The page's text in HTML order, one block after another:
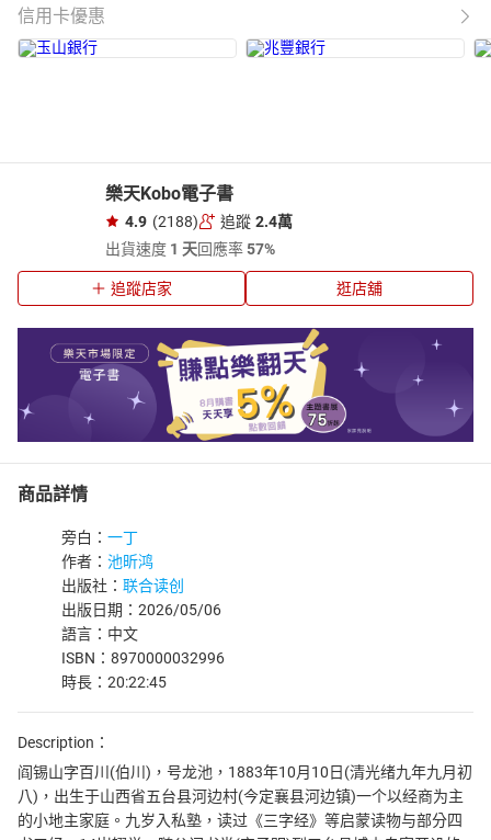
信用卡優惠
樂天Kobo電子書
4.9 (2188) 追蹤 2.4萬
出貨速度 1 天回應率57%
追蹤店家 逛店舖
商品詳情
旁白： 一丁
作者： 池昕鸿
出版社： 联合读创
出版日期：2026/05/06
語言：中文
ISBN：8970000032996
時長：20:22:45
Description：
阎锡山字百川(伯川)，号龙池，1883年10月10日(清光绪九年九月初
八)，出生于山西省五台县河边村(今定襄县河边镇)一个以经商为主
的小地主家庭。九岁入私塾，读过《三字经》等启蒙读物与部分四